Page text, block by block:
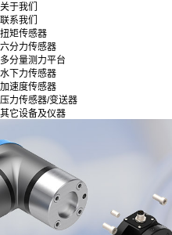
关于我们
联系我们
扭矩传感器
六分力传感器
多分量测力平台
水下力传感器
加速度传感器
压力传感器/变送器
其它设备及仪器